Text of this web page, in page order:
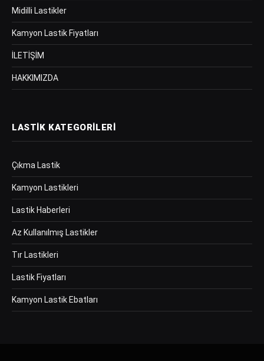
Midilli Lastikler
Kamyon Lastik Fiyatları
İLETİŞİM
HAKKIMIZDA
LASTIK KATEGORILERI
Çıkma Lastik
Kamyon Lastikleri
Lastik Haberleri
Az Kullanılmış Lastikler
Tır Lastikleri
Lastik Fiyatları
Kamyon Lastik Ebatları